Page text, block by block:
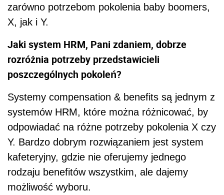
zarówno potrzebom pokolenia baby boomers,
X, jak i Y.
Jaki system HRM, Pani zdaniem, dobrze
rozróżnia potrzeby przedstawicieli
poszczególnych pokoleń?
Systemy compensation & benefits są jednym z
systemów HRM, które można różnicować, by
odpowiadać na różne potrzeby pokolenia X czy
Y. Bardzo dobrym rozwiązaniem jest system
kafeteryjny, gdzie nie oferujemy jednego
rodzaju benefitów wszystkim, ale dajemy
możliwość wyboru.